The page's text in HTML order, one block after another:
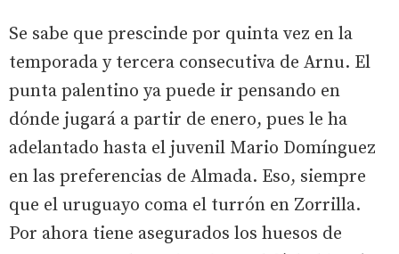
Se sabe que prescinde por quinta vez en la
temporada y tercera consecutiva de Arnu. El
punta palentino ya puede ir pensando en
dónde jugará a partir de enero, pues le ha
adelantado hasta el juvenil Mario Domínguez
en las preferencias de Almada. Eso, siempre
que el uruguayo coma el turrón en Zorrilla.
Por ahora tiene asegurados los huesos de